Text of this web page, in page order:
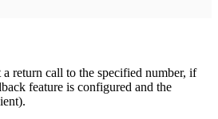
return call to the specified number, if
feature is configured and the